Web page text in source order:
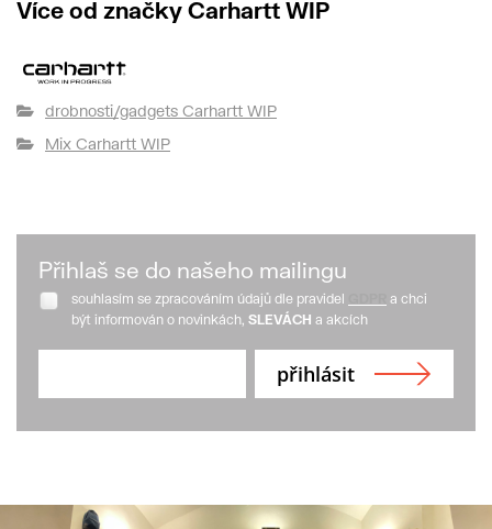
Více od značky Carhartt WIP
drobnosti/gadgets Carhartt WIP
Mix Carhartt WIP
Přihlaš se do našeho mailingu
souhlasím se zpracováním údajů dle pravidel
a chci
být informován o novinkách, SLEVÁCH a akcích